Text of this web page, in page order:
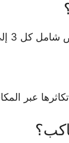
بيئة آمنة.